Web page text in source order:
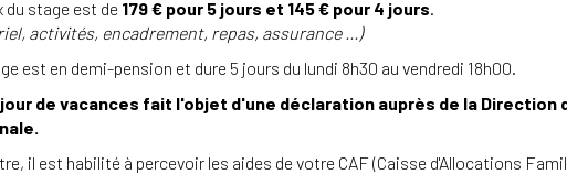
du stage est de 179 € pour 5 jours et 145 € pour 4 jours.
activités, encadrement, repas, assurance ...)
est en demi-pension et dure 5 jours du lundi 8h30 au vendredi 18h00.
de vacances fait l'objet d'une déclaration auprès de la
il est habilité à percevoir les aides de votre CAF (Caisse d'Allocations